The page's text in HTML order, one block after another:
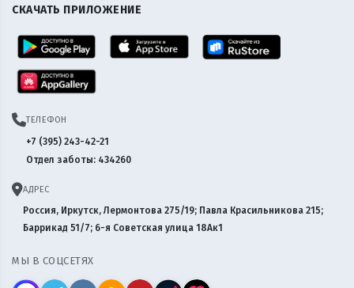
СКАЧАТЬ ПРИЛОЖЕНИЕ
ТЕЛЕФОН
+7 (395) 243-42-21
Отдел заботы: 434260
АДРЕС
Россия, Иркутск, Лермонтова 275/19; Павла Красильникова 215;
Баррикад 51/7; 6-я Советская улица 18Ак1
МЫ В СОЦСЕТЯХ